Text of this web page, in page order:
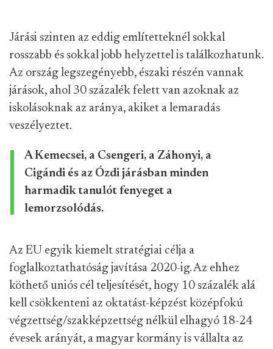
Járási szinten az eddig említetteknél sokkal
rosszabb és sokkal jobb helyzettel is találkozhatunk.
Az ország legszegényebb, északi részén vannak
járások, ahol 30 százalék felett van azoknak az
iskolásoknak az aránya, akiket a lemaradás
veszélyeztet.
A Kemecsei, a Csengeri, a Záhonyi, a
Cigándi és az Ózdi járásban minden
harmadik tanulót fenyeget a
lemorzsolódás.
Az EU egyik kiemelt stratégiai célja a
foglalkoztathatóság javítása 2020-ig. Az ehhez
köthető uniós cél teljesítését, hogy 10 százalék alá
kell csökkenteni az oktatást-képzést középfokú
végzettség/szakképzettség nélkül elhagyó 18-24
évesek arányát, a magyar kormány is vállalta az